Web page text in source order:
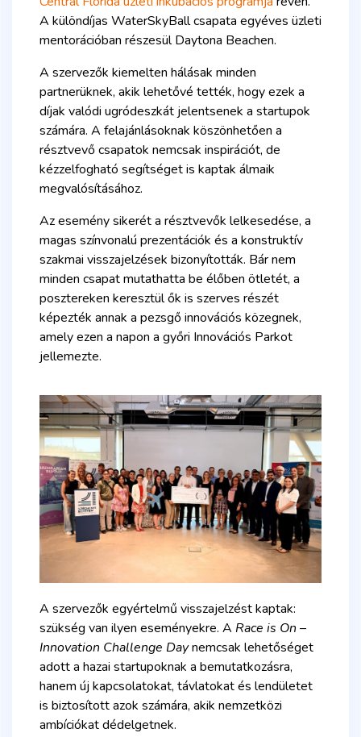
A különdíjas WaterSkyBall csapata egyéves üzleti
mentorációban részesül Daytona Beachen.
A szervezők kiemelten hálásak minden
partnerüknek, akik lehetővé tették, hogy ezek a
díjak valódi ugródeszkát jelentsenek a startupok
számára. A felajánlásoknak köszönhetően a
résztvevő csapatok nemcsak inspirációt, de
kézzelfogható segítséget is kaptak álmaik
megvalósításához.
Az esemény sikerét a résztvevők lelkesedése, a
magas színvonalú prezentációk és a konstruktív
szakmai visszajelzések bizonyították. Bár nem
minden csapat mutathatta be élőben ötletét, a
posztereken keresztül ők is szerves részét
képezték annak a pezsgő innovációs közegnek,
amely ezen a napon a győri Innovációs Parkot
jellemezte.
A szervezők egyértelmű visszajelzést kaptak:
szükség van ilyen eseményekre. A Race is On –
Innovation Challenge Daynemcsak lehetőséget
adott a hazai startupoknak a bemutatkozásra,
hanem új kapcsolatokat, távlatokat és lendületet
is biztosított azok számára, akik nemzetközi
ambíciókat dédelgetnek.